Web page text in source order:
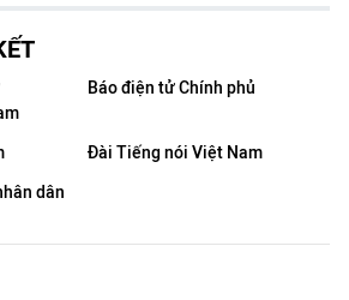
Báo điện tử Chính phủ
Đài Tiếng nói Việt Nam
dân